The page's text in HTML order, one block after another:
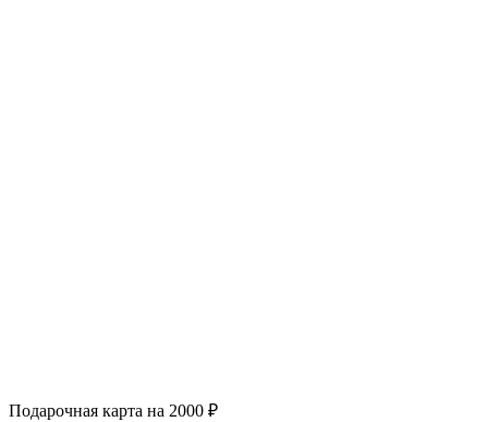
Подарочная карта на 2000 ₽